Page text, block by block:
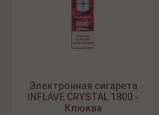
Электронная сигарета
INFLAVE CRYSTAL 1800 -
Клюква